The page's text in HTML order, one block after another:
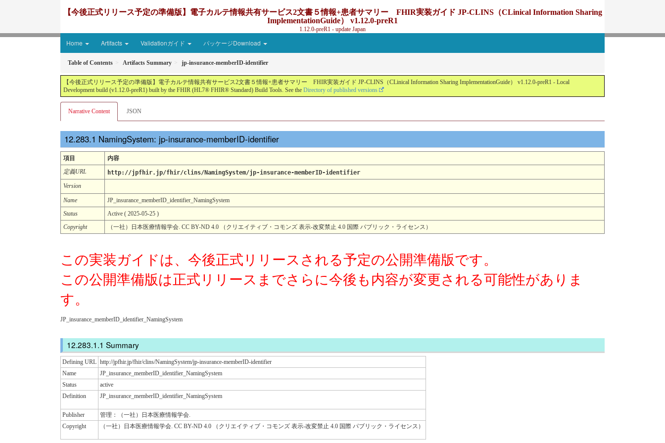
【今後正式リリース予定の準備版】電子カルテ情報共有サービス2文書５情報+患者サマリー FHIR実装ガイド JP-CLINS（CLinical Information Sharing
ImplementationGuide） v1.12.0-preR1
1.12.0-preR1 - update Japan
Home Artifacts Validationガイド パッケージDownload
Table of Contents Artifacts Summary jp-insurance-memberID-identifier
【今後正式リリース予定の準備版】電子カルテ情報共有サービス2文書５情報+患者サマリー FHIR実装ガイド JP-CLINS（CLinical Information Sharing ImplementationGuide） v1.12.0-preR1 - Local
Development build (v1.12.0-preR1) built by the FHIR (HL7® FHIR® Standard) Build Tools. See the Directory of published versions
Narrative Content JSON
NamingSystem: jp-insurance-memberID-identifier
項目
内容
定義URL
http://jpfhir.jp/fhir/clins/NamingSystem/jp-insurance-memberID-identifier
Version
Name
JP_insurance_memberID_identifier_NamingSystem
Status
Active ( 2025-05-25 )
Copyright
（一社）日本医療情報学会. CC BY-ND 4.0 （クリエイティブ・コモンズ 表示-改変禁止 4.0 国際 パブリック・ライセンス）
この実装ガイドは、今後正式リリースされる予定の公開準備版です。
この公開準備版は正式リリースまでさらに今後も内容が変更される可能性がありま
す。
JP_insurance_memberID_identifier_NamingSystem
Summary
Defining URL http://jpfhir.jp/fhir/clins/NamingSystem/jp-insurance-memberID-identifier
Name
JP_insurance_memberID_identifier_NamingSystem
Status
active
Definition
JP_insurance_memberID_identifier_NamingSystem
Publisher
管理：（一社）日本医療情報学会.
Copyright
（一社）日本医療情報学会. CC BY-ND 4.0 （クリエイティブ・コモンズ 表示-改変禁止 4.0 国際 パブリック・ライセンス）